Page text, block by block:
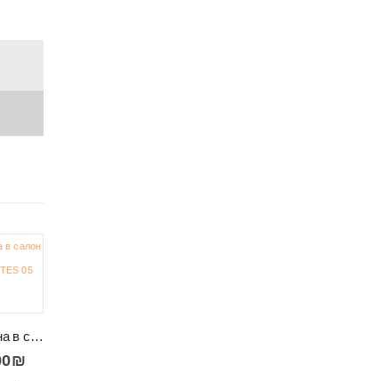
Красивая витрина в салон цвета дерева TES 05
₪